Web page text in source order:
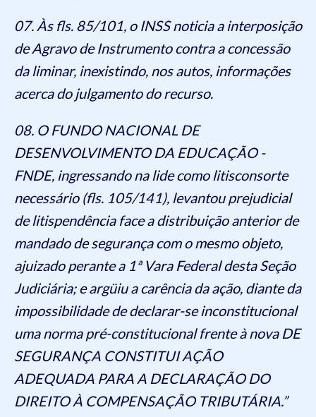
07. Às fls. 85/101, o INSS noticia a interposição
de Agravo de Instrumento contra a concessão
da liminar, inexistindo, nos autos, informações
acerca do julgamento do recurso.
08. O FUNDO NACIONAL DE
DESENVOLVIMENTO DA EDUCAÇÃO -
FNDE, ingressando na lide como litisconsorte
necessário (fls. 105/141), levantou prejudicial
de litispendência face a distribuição anterior de
mandado de segurança com o mesmo objeto,
ajuizado perante a 1ª Vara Federal desta Seção
Judiciária; e argüiu a carência da ação, diante da
impossibilidade de declarar-se inconstitucional
uma norma pré-constitucional frente à nova DE
SEGURANÇA CONSTITUI AÇÃO
ADEQUADA PARA A DECLARAÇÃO DO
DIREITO À COMPENSAÇÃO TRIBUTÁRIA.”